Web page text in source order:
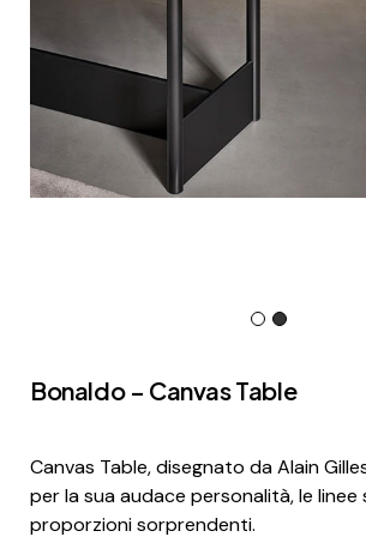
Bonaldo – Canvas Table
Canvas Table, disegnato da Alain
per la sua audace personalità, le linee
proporzioni sorprendenti.